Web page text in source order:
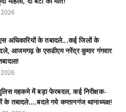
अधिकारियों के तबादले...कई जिलों के
आजमगढ़ के एसडीएम नरेंद्र कुमार गंगवार
महकमे में बड़ा फेरबदल, कई निरीक्षक-
के तबादले....बदले गये कप्तानगंज थानाध्यक्ष!